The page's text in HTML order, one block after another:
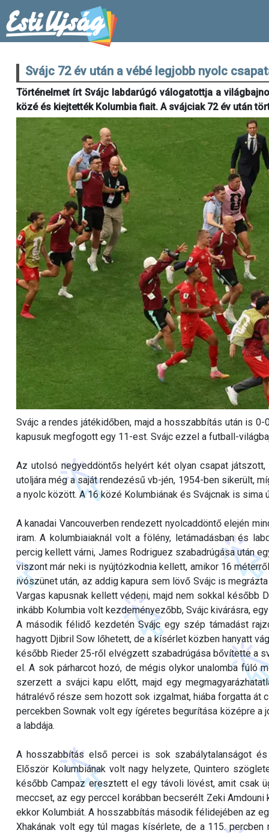
Svájc 72 év után a vébé legjobb nyolc
Történelmet írt Svájc labdarúgó válogatottja a
közé és kiejtették Kolumbia fiait. A svájciak 72 év után
Svájc a rendes játékidőben, majd a hosszabbítás után is
kapusuk megfogott egy 11-est. Svájc ezzel a futball-
Az utolsó negyeddöntős helyért két olyan csapat
utoljára még a saját rendezésű vb-jén, 1954-ben sikerült,
a nyolc között. A 16 közé Kolumbiának és Svájcnak is
A kanadai Vancouverben rendezett nyolcaddöntő elején
iram. A kolumbiaiaknál volt a fölény, letámadásban és
percig kellett várni, James Rodriguez szabadrúgása után
viszont már neki is nyújtózkodnia kellett, amikor 16
ivószünet után, az addig kapura sem lövő Svájc is
Vargas kapusnak kellett védeni, majd nem sokkal később
inkább Kolumbia volt kezdeményezőbb, Svájc kivárásra,
A második félidő kezdetén Svájc egy szép támadást
hagyott Djibril Sow lőhetett, de a kísérlet közben hanyatt
később Rieder 25-ről elvégzett szabadrúgása bővítette a
el. A sok párharcot hozó, de mégis olykor unalomba fúló
szerzett a svájci kapu előtt, majd egy
hátralévő része sem hozott sok izgalmat, hiába forgatta át
percekben Sownak volt egy ígéretes begurítása középre
a labdája.
A hosszabbítás első percei is sok szabálytalanságot
Először Kolumbiának volt nagy helyzete, Quintero
később Campaz eresztett el egy távoli lövést, amit csak
meccset, az egy perccel korábban becserélt Zeki
ekkor Kolumbiát. A hosszabbítás második félidejében az
Xhakának volt egy túl magas kísérlete, de a 115.